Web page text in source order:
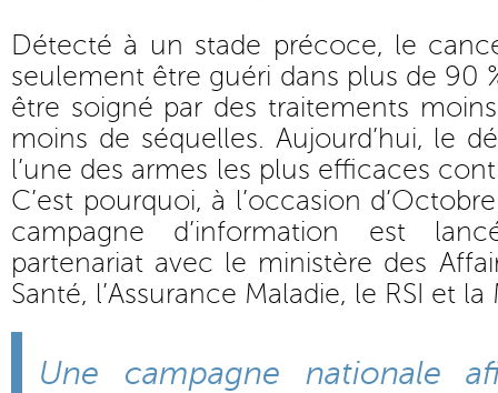
Détecté à un stade précoce, le
seulement être guéri dans plus de 90
être soigné par des traitements
moins de séquelles. Aujourd’hui, le
l’une des armes les plus efficaces
C’est pourquoi, à l’occasion
campagne d’information est
partenariat avec le ministère des
Santé, l’Assurance Maladie, le RSI et la
Une campagne nationale